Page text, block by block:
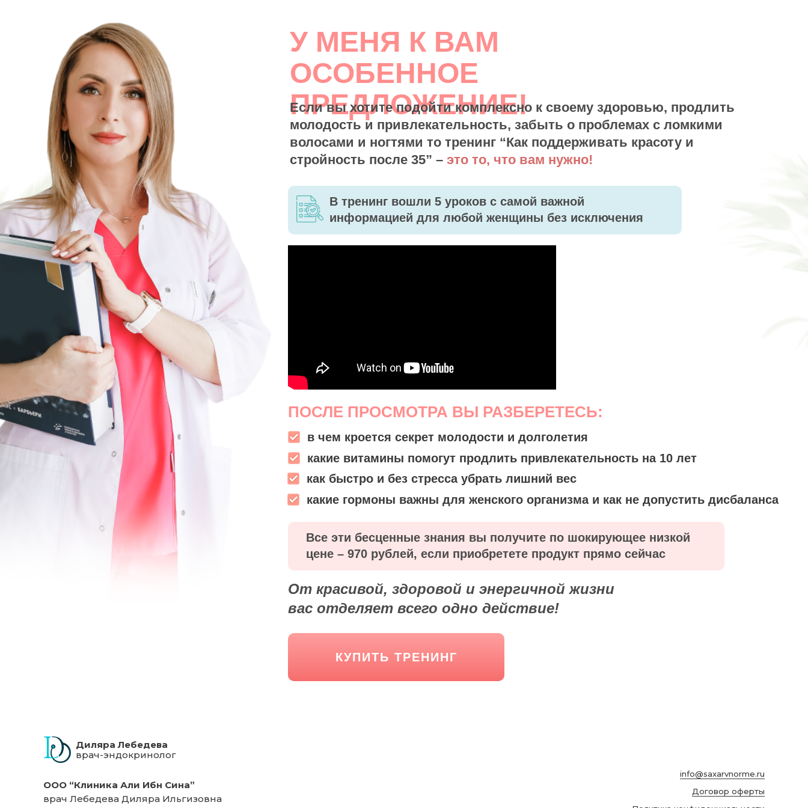
У МЕНЯ К ВАМ
ОСОБЕННОЕ
ПРЕДЛОЖЕНИЕ!
Если вы хотите подойти комплексно к своему здоровью, продлить
молодость и привлекательность, забыть о проблемах с ломкими
волосами и ногтями то тренинг “Как поддерживать красоту и
стройность после 35” – это то, что вам нужно!
В тренинг вошли 5 уроков с самой важной
информацией для любой женщины без исключения
КУПИТЬ ТРЕНИНГ
ПОСЛЕ ПРОСМОТРА ВЫ РАЗБЕРЕТЕСЬ:
в чем кроется секрет молодости и долголетия
какие витамины помогут продлить привлекательность на 10 лет
как быстро и без стресса убрать лишний вес
какие гормоны важны для женского организма и как не допустить дисбаланса
Все эти бесценные знания вы получите по шокирующее низкой
цене – 970 рублей, если приобретете продукт прямо сейчас
От красивой, здоровой и энергичной жизни
вас отделяет всего одно действие!
Диляра Лебедева
врач-эндокринолог
ООО “Клиника Али Ибн Сина”
врач Лебедева Диляра Ильгизовна
info@saxarvnorme.ru
Договор оферты